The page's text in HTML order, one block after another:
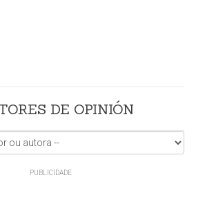
DE OPINIÓN